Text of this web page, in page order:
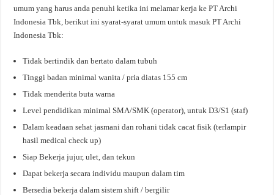
umum yang harus anda penuhi ketika ini melamar kerja ke PT Archi
Indonesia Tbk, berikut ini syarat-syarat umum untuk masuk PT Archi
Indonesia Tbk:
Tidak bertindik dan bertato dalam tubuh
Tinggi badan minimal wanita / pria diatas 155 cm
Tidak menderita buta warna
Level pendidikan minimal SMA/SMK (operator), untuk D3/S1 (staf)
Dalam keadaan sehat jasmani dan rohani tidak cacat fisik (terlampir
hasil medical check up)
Siap Bekerja jujur, ulet, dan tekun
Dapat bekerja secara individu maupun dalam tim
Bersedia bekerja dalam sistem shift / bergilir